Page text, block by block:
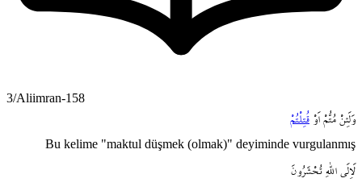
3/Aliimran-158
وَلَئِنْ مُتُّمْ اَوْ قُتِلْتُمْ
Bu kelime "maktul düşmek (olmak)" deyiminde vurgulanmış
لَاِلَى
اللّٰهِ تُحْشَرُونَ